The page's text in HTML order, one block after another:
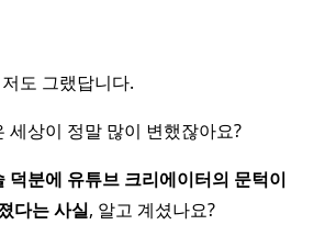
저도 그랬답니다.
세상이 정말 많이 변했잖아요?
덕분에 유튜브 크리에이터의 문턱이
다는 사실, 알고 계셨나요?